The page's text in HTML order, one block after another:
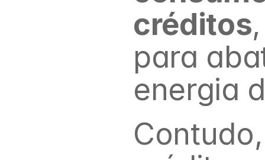
créditos
para
energia